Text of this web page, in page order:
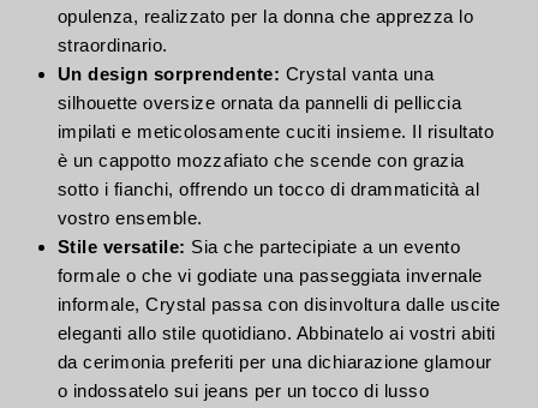
opulenza, realizzato per la donna che apprezza lo
straordinario.
Un design sorprendente: Crystal vanta una
silhouette oversize ornata da pannelli di pelliccia
impilati e meticolosamente cuciti insieme. Il risultato
è un cappotto mozzafiato che scende con grazia
sotto i fianchi, offrendo un tocco di drammaticità al
vostro ensemble.
Stile versatile: Sia che partecipiate a un evento
formale o che vi godiate una passeggiata invernale
informale, Crystal passa con disinvoltura dalle uscite
eleganti allo stile quotidiano. Abbinatelo ai vostri abiti
da cerimonia preferiti per una dichiarazione glamour
o indossatelo sui jeans per un tocco di lusso